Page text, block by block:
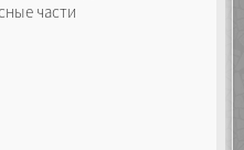
части